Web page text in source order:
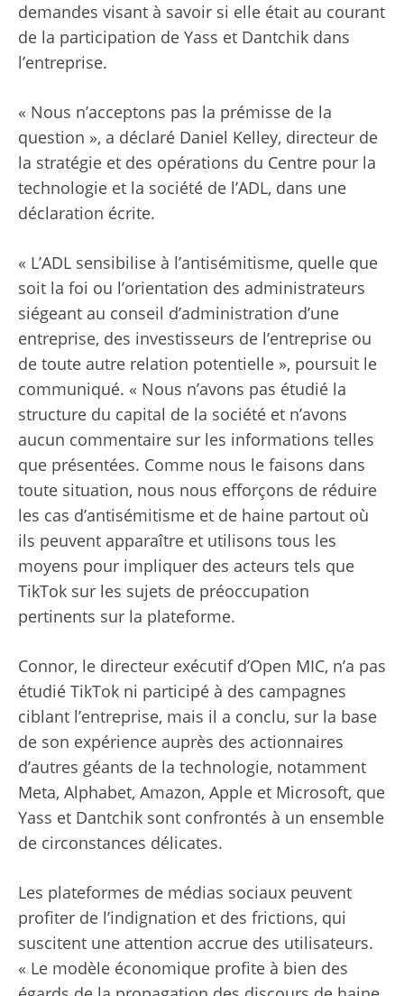
demandes visant à savoir si elle était au courant
de la participation de Yass et Dantchik dans
l’entreprise.
« Nous n’acceptons pas la prémisse de la
question », a déclaré Daniel Kelley, directeur de
la stratégie et des opérations du Centre pour la
technologie et la société de l’ADL, dans une
déclaration écrite.
« L’ADL sensibilise à l’antisémitisme, quelle que
soit la foi ou l’orientation des administrateurs
siégeant au conseil d’administration d’une
entreprise, des investisseurs de l’entreprise ou
de toute autre relation potentielle », poursuit le
communiqué. « Nous n’avons pas étudié la
structure du capital de la société et n’avons
aucun commentaire sur les informations telles
que présentées. Comme nous le faisons dans
toute situation, nous nous efforçons de réduire
les cas d’antisémitisme et de haine partout où
ils peuvent apparaître et utilisons tous les
moyens pour impliquer des acteurs tels que
TikTok sur les sujets de préoccupation
pertinents sur la plateforme.
Connor, le directeur exécutif d’Open MIC, n’a pas
étudié TikTok ni participé à des campagnes
ciblant l’entreprise, mais il a conclu, sur la base
de son expérience auprès des actionnaires
d’autres géants de la technologie, notamment
Meta, Alphabet, Amazon, Apple et Microsoft, que
Yass et Dantchik sont confrontés à un ensemble
de circonstances délicates.
Les plateformes de médias sociaux peuvent
profiter de l’indignation et des frictions, qui
suscitent une attention accrue des utilisateurs.
« Le modèle économique profite à bien des